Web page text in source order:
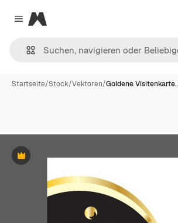
Close menu
Magnific
Startseite/Stock/Vektoren/Goldene
Premium